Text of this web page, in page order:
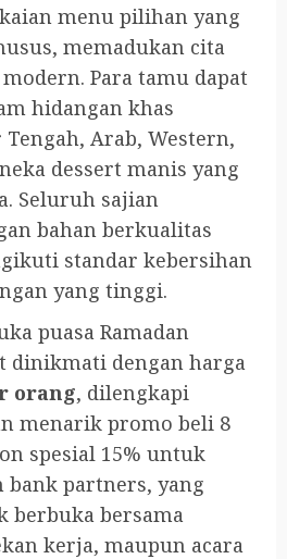
menu pilihan yang
memadukan cita
Para tamu dapat
hidangan khas
Arab, Western,
dessert manis yang
Seluruh sajian
bahan berkualitas
standar kebersihan
yang tinggi.
puasa Ramadan
dinikmati dengan harga
orang, dilengkapi
menarik promo beli 8
spesial 15% untuk
bank partners, yang
berbuka bersama
kerja, maupun acara